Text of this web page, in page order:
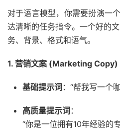
对于语言模型，你需要扮演一
达清晰的任务指令。一个好的
务、背景、格式和语气。
1. 营销文案 (Marketing Copy)
基础提示词 ：“帮我写一个
高质量提示词 ：
“你是一位拥有10年经验的